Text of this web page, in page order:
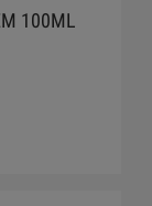
100ML